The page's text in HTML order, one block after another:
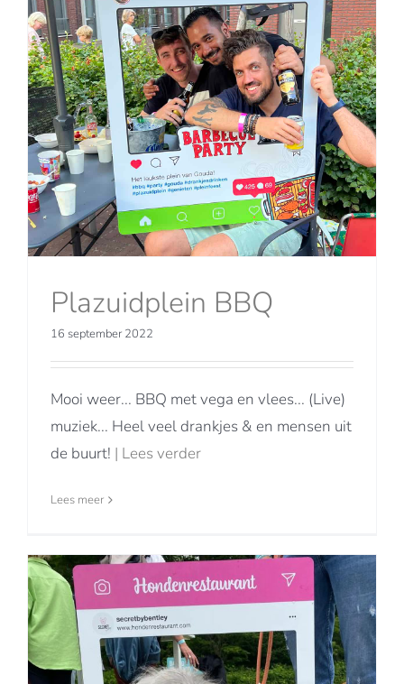
Plazuidplein BBQ
16 september 2022
Mooi weer... BBQ met vega en vlees... (Live)
muziek... Heel veel drankjes & en mensen uit
de buurt! | Lees verder
Lees meer